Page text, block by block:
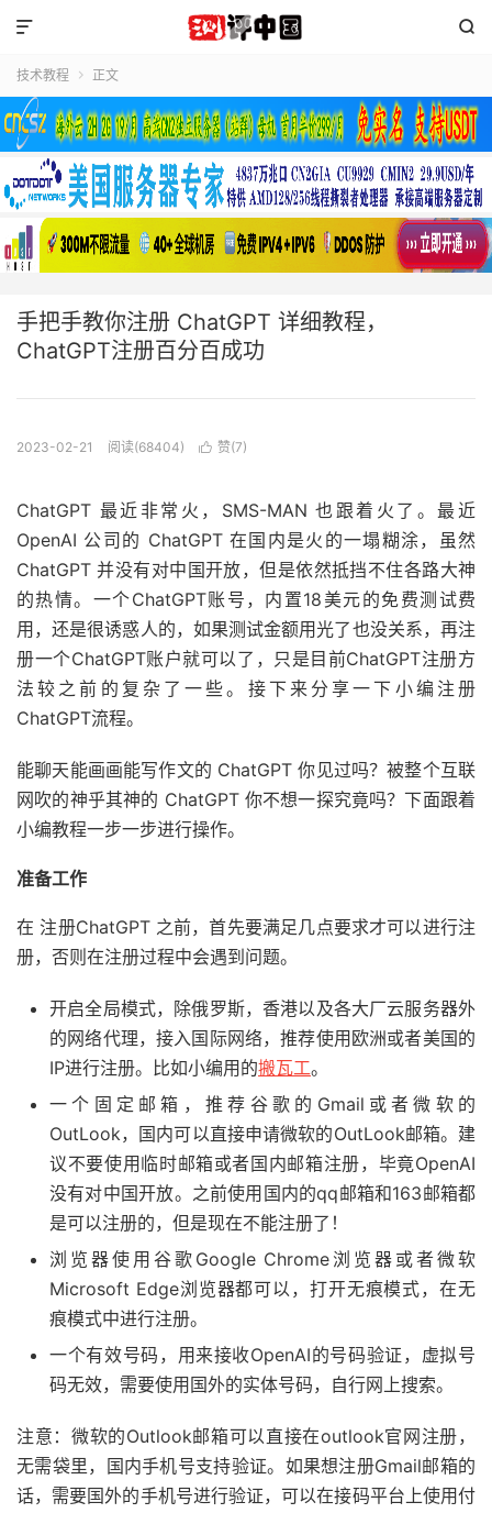


技术教程  正文
手把手教你注册 ChatGPT 详细教程，
ChatGPT注册百分百成功
2023-02-21 阅读(68404)  赞(7)
ChatGPT 最近非常火，SMS-MAN 也跟着火了。最近
OpenAI 公司的 ChatGPT 在国内是火的一塌糊涂，虽然
ChatGPT 并没有对中国开放，但是依然抵挡不住各路大神
的热情。一个ChatGPT账号，内置18美元的免费测试费
用，还是很诱惑人的，如果测试金额用光了也没关系，再注
册一个ChatGPT账户就可以了，只是目前ChatGPT注册方
法较之前的复杂了一些。接下来分享一下小编注册
ChatGPT流程。
能聊天能画画能写作文的 ChatGPT 你见过吗？被整个互联
网吹的神乎其神的 ChatGPT 你不想一探究竟吗？下面跟着
小编教程一步一步进行操作。
准备工作
在 注册ChatGPT 之前，首先要满足几点要求才可以进行注
册，否则在注册过程中会遇到问题。
开启全局模式，除俄罗斯，香港以及各大厂云服务器外
的网络代理，接入国际网络，推荐使用欧洲或者美国的
IP进行注册。比如小编用的搬瓦工。
一个固定邮箱，推荐谷歌的Gmail或者微软的
OutLook，国内可以直接申请微软的OutLook邮箱。建
议不要使用临时邮箱或者国内邮箱注册，毕竟OpenAI
没有对中国开放。之前使用国内的qq邮箱和163邮箱都
是可以注册的，但是现在不能注册了！
浏览器使用谷歌Google Chrome浏览器或者微软
Microsoft Edge浏览器都可以，打开无痕模式，在无
痕模式中进行注册。
一个有效号码，用来接收OpenAI的号码验证，虚拟号
码无效，需要使用国外的实体号码，自行网上搜索。
注意：微软的Outlook邮箱可以直接在outlook官网注册，
无需袋里，国内手机号支持验证。如果想注册Gmail邮箱的
话，需要国外的手机号进行验证，可以在接码平台上使用付